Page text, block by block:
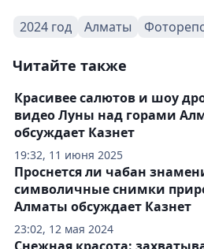
2024 год Алматы
Читайте также
19:32, 11 июня 2025
Красивее салютов и шоу
видео Луны над горами
обсуждает Казнет
23:02, 12 мая 2024
Проснется ли чабан
символичные снимки
Алматы обсуждает Казнет